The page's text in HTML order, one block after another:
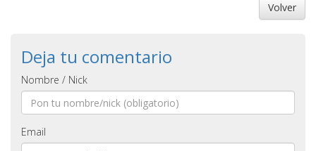
Volver
Deja tu comentario
Nombre / Nick
Email